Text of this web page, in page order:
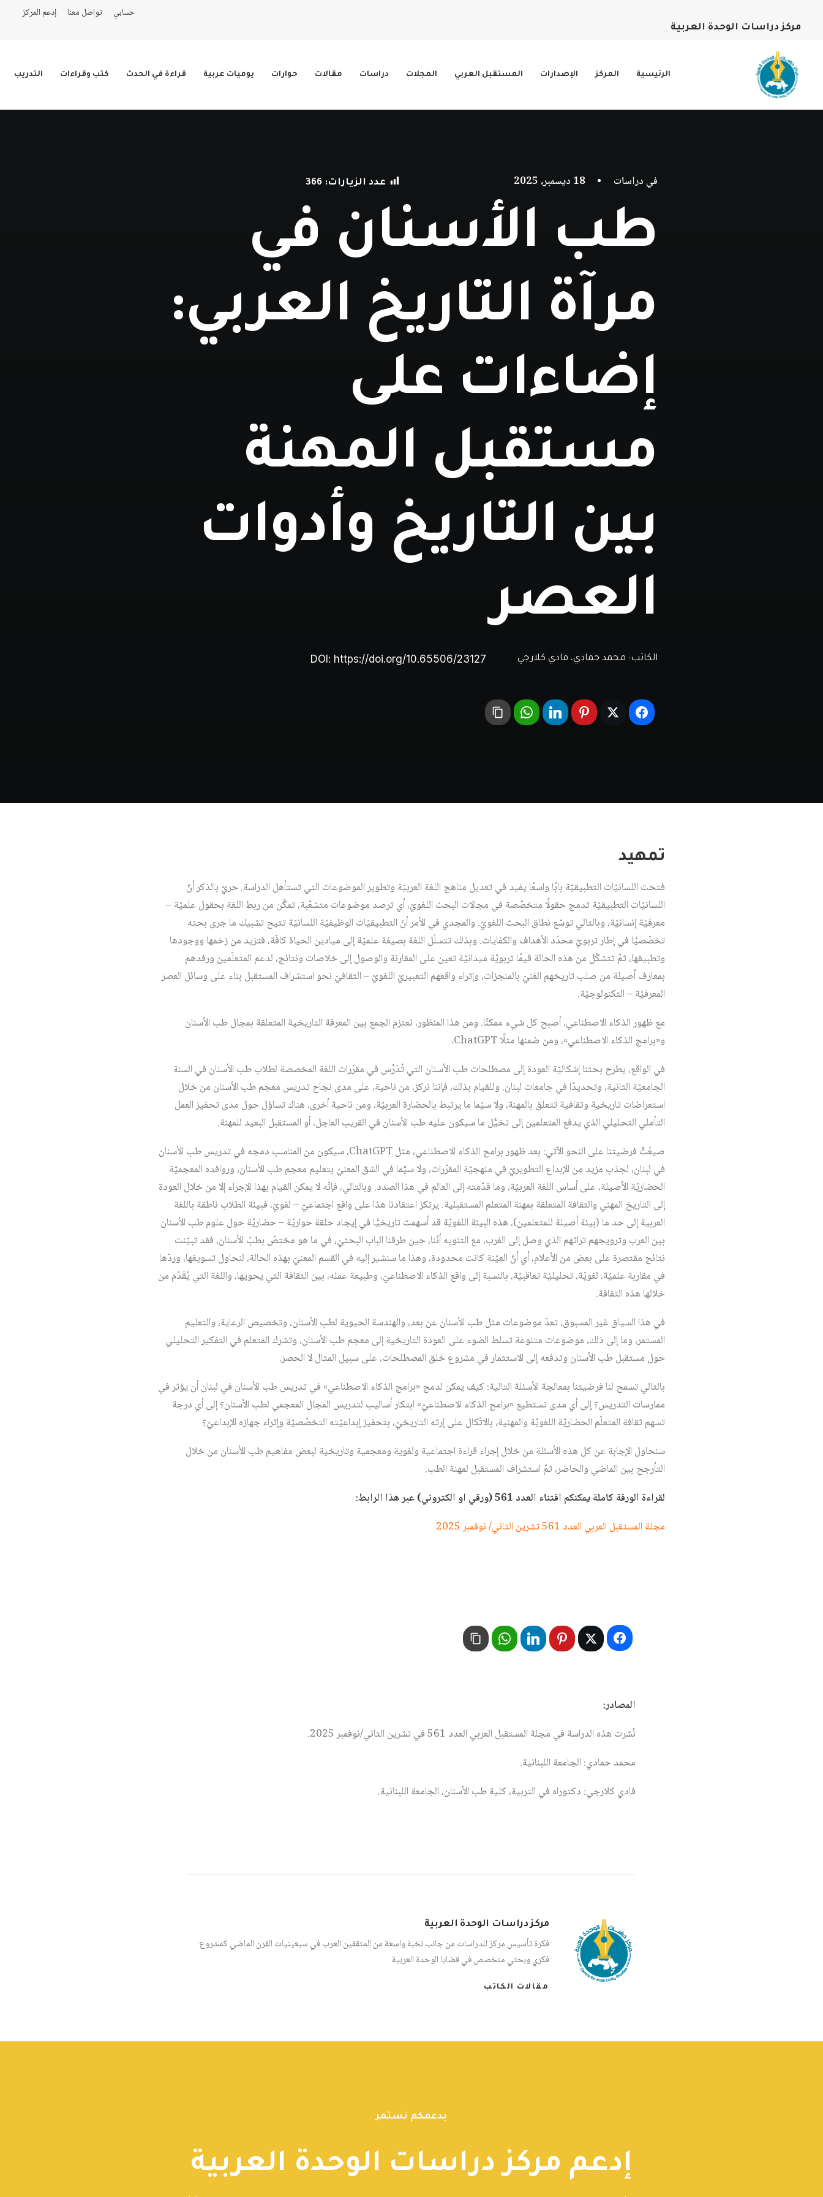
مركز دراسات الوحدة العربية
حسابي تواصل معنا إدعم المركز
الرئيسية المركز الإصدارات المستقبل العربي المجلات دراسات مقالات حوارات يوميات عربية قراءة في الحدث كتب وقراءات التدريب
في دراسات • 18 ديسمبر، 2025 عدد الزيارات: 366
طب الأسنان في
مرآة التاريخ العربي:
إضاءات على
مستقبل المهنة
بين التاريخ وأدوات
العصر
الكاتب: محمد حمادي، فادي كلارجي DOI: https://doi.org/10.65506/23127
تمهيد
فتحت اللسانيّات التطبيقيّة بابًا واسعًا يفيد في تعديل مناهج اللغة العربيّة وتطوير الموضوعات التي تستأهل الدراسة. حريّ بالذكر أنّ
اللسانيّات التطبيقيّة تدمج حقولًا متخصّصة في مجالات البحث اللغويّ، أي ترصد موضوعات متشعّبة، تمكِّن من ربط اللغة بحقول علميّة –
معرفيّة إنسانيّة، وبالتالي توسّع نطاق البحث اللغويّ. والمجدي في الأمر أنّ التطبيقيّات الوظيفيّة اللسانيّة تتيح تشبيك ما جرى بحثه
تخصّصيًّا في إطار تربويّ محدّد الأهداف والكفايات. وبذلك تتسلّل اللغة بصيغة علميّة إلى ميادين الحياة كافّة، فتزيد من زخمها ووجودها
وتطبيقها، ثمّ تتشكّل من هذه الحالة قيمًا تربويّة ميدانيّة تعين على المقارنة والوصول إلى خلاصات ونتائج، لدعم المتعلّمين ورفدهم
بمعارف أصيلة من صلب تاريخهم الغنيّ بالمنجزات، وإثراء واقعهم التعبيريّ اللغويّ – الثقافيّ نحو استشراف المستقبل بناء على وسائل العصر
المعرفيّة – التكنولوجيّة.
مع ظهور الذكاء الاصطناعي، أصبح كل شيء ممكنًا. ومن هذا المنظور، نعتزم الجمع بين المعرفة التاريخية المتعلقة بمجال طب الأسنان
و«برامج الذكاء الاصطناعي»، ومن ضمنها مثلًا ChatGPT.
في الواقع، يطرح بحثنا إشكاليّة العودة إلى مصطلحات طب الأسنان التي تُدَرَّس في مقرّرات اللغة المخصصة لطلاب طب الأسنان في السنة
الجامعيّة الثانية، وتحديدًا في جامعات لبنان. وللقيام بذلك، فإننا نركز، من ناحية، على مدى نجاح تدريس معجم طب الأسنان من خلال
استعراضات تاريخية وثقافية تتعلق بالمهنة، ولا سيّما ما يرتبط بالحضارة العربيّة، ومن ناحية أخرى، هناك تساؤل حول مدى تحفيز العمل
التأملي التحليلي الذي يدفع المتعلمين إلى تخيُّل ما سيكون عليه طب الأسنان في القريب العاجل، أو المستقبل البعيد للمهنة.
صيغَتْ فرضيتنا على النحو الآتي: بعد ظهور برامج الذكاء الاصطناعي، مثل ChatGPT، سيكون من المناسب دمجه في تدريس طب الأسنان
في لبنان، لجذب مزيد من الإبداع التطويريّ في منهجيّة المقرّرات، ولا سيَّما في الشق المعنيّ بتعليم معجم طب الأسنان، وروافده المعجميّة
الحضاريّة الأصيلة، على أساس اللغة العربيّة، وما قدّمته إلى العالم في هذا الصدد. وبالتالي، فإنّه لا يمكن القيام بهذا الإجراء إلا من خلال العودة
إلى التاريخ المهني والثقافة المتعلقة بمهنة المتعلم المستقبلية. يرتكز اعتقادنا هذا على واقع اجتماعيّ – لغويّ، فبيئة الطلاب ناطقة باللغة
العربية إلى حد ما (بيئة أصيلة للمتعلمين)، هذه البيئة اللغويّة قد أسهمت تاريخيًّا في إيجاد حلقة حواريّة – حضاريّة حول علوم طب الأسنان
بين العرب وترويجهم تراثهم الذي وصل إلى الغرب، مع التنويه أنّنا، حين طرقنا الباب البحثيّ، في ما هو مختصّ بطبّ الأسنان، فقد تبيّنت
نتائج مقتصرة على بعض من الأعلام، أي أنّ العيّنة كانت محدودة، وهذا ما سنشير إليه في القسم المعنيّ بهذه الحالة، لنحاول تسويغها، وردّها
في مقاربة علميّة، لغويّة، تحليليّة تعاقبيّة، بالنسبة إلى واقع الذكاء الاصطناعيّ، وطبيعة عمله، بين الثقافة التي يحويها، واللغة التي يُقَدّم من
خلالها هذه الثقافة.
في هذا السياق غير المسبوق، تعدّ موضوعات مثل طب الأسنان عن بعد، والهندسة الحيوية لطب الأسنان، وتخصيص الرعاية، والتعليم
المستمر، وما إلى ذلك، موضوعات متنوعة تسلط الضوء على العودة التاريخية إلى معجم طب الأسنان، وتشرك المتعلم في التفكير التحليلي
حول مستقبل طب الأسنان وتدفعه إلى الاستثمار في مشروع خلق المصطلحات، على سبيل المثال لا الحصر.
بالتالي تسمح لنا فرضيتنا بمعالجة الأسئلة التالية: كيف يمكن لدمج «برامج الذكاء الاصطناعي» في تدريس طب الأسنان في لبنان أن يؤثر في
ممارسات التدريس؟ إلى أي مدى تستطيع «برامج الذكاء الاصطناعيّ» ابتكار أساليب لتدريس المجال المعجمي لطب الأسنان؟ إلى أي درجة
تسهم ثقافة المتعلّم الحضاريّة اللغويّة والمهنية، بالاتّكال على إرثه التاريخيّ، بتحفيز إبداعيّته التخصّصيّة وإثراء جهازه الإبداعيّ؟
سنحاول الإجابة عن كل هذه الأسئلة من خلال إجراء قراءة اجتماعية ولغوية ومعجمية وتاريخية لبعض مفاهيم طب الأسنان من خلال
التأرجح بين الماضي والحاضر، ثمّ استشراف المستقبل لمهنة الطب.
لقراءة الورقة كاملة يمكنكم اقتناء العدد 561 (ورقي او الكتروني) عبر هذا الرابط:
مجلة المستقبل العربي العدد 561 تشرين الثاني/ نوفمبر 2025
المصادر:
نُشرت هذه الدراسة في مجلة المستقبل العربي العدد 561 في تشرين الثاني/نوفمبر 2025.
محمد حمادي: الجامعة اللبنانية.
فادي كلارجي: دكتوراه في التربية، كلية طب الأسنان، الجامعة اللبنانية.
مركز دراسات الوحدة العربية
فكرة تأسيس مركز للدراسات من جانب نخبة واسعة من المثقفين العرب في سبعينيات القرن الماضي كمشروع
فكري وبحثي متخصص في قضايا الوحدة العربية
مقالات الكاتب
بدعمكم نستمر
إدعم مركز دراسات الوحدة العربية